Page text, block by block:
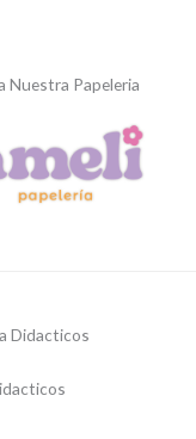
Nuestra Papeleria
Didacticos